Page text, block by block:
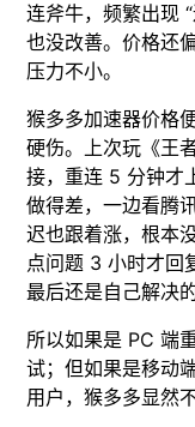
连斧牛，频繁出现
也没改善。价格还
压力不小。
猴多多加速器价格
硬伤。上次玩《王
接，重连 5 分钟才
做得差，一边看腾
迟也跟着涨，根本
点问题 3 小时才回
最后还是自己解决的
所以如果是 PC 端
试；但如果是移动
用户，猴多多显然